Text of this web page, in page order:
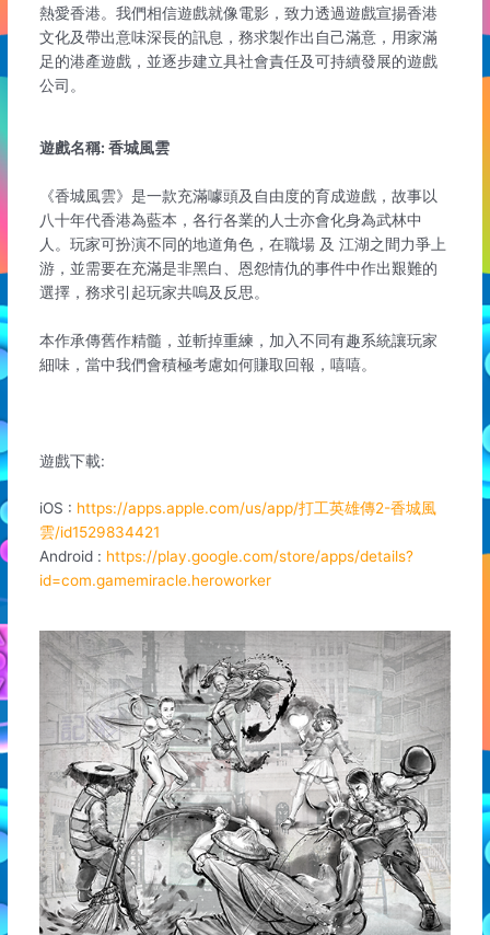
熱愛香港。我們相信遊戲就像電影，致力透過遊戲宣揚香港
文化及帶出意味深長的訊息，務求製作出自己滿意，用家滿
足的港產遊戲，並逐步建立具社會責任及可持續發展的遊戲
公司。
遊戲名稱: 香城風雲
《香城風雲》是一款充滿噱頭及自由度的育成遊戲，故事以
八十年代香港為藍本，各行各業的人士亦會化身為武林中
人。玩家可扮演不同的地道角色，在職場 及 江湖之間力爭上
游，並需要在充滿是非黑白、恩怨情仇的事件中作出艱難的
選擇，務求引起玩家共嗚及反思。
本作承傳舊作精髓，並斬掉重練，加入不同有趣系統讓玩家
細味，當中我們會積極考慮如何賺取回報，嘻嘻。
遊戲下載:
iOS : https://apps.apple.com/us/app/打工英雄傳2-香城風
雲/id1529834421
Android : https://play.google.com/store/apps/details?
id=com.gamemiracle.heroworker